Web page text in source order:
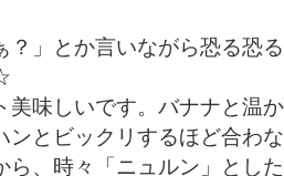
？」とか言いながら恐る恐
美味しいです。バナナと温
ンとビックリするほど合わ
ら、時々「ニュルン」とし